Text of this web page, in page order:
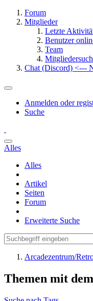
Forum
Mitglieder
Letzte
Benutzer
Team
Chat (Discord) <---
Anmelden oder
Suche
Alles
Alles
Artikel
Seiten
Forum
Erweiterte Suche
Arcadezentrum/
Themen mit